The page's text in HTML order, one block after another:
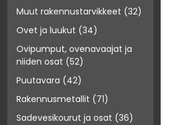
Muut rakennustarvikkeet (32)
Ovet ja luukut (34)
Ovipumput, ovenavaajat ja
niiden osat (52)
Puutavara (42)
Rakennusmetallit (71)
Sadevesikourut ja osat (36)